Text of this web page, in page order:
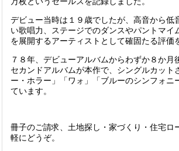
デビュー当時は１９歳でしたが、高音から低
い歌唱力、ステージでのダンスやパントマイ
を展開するアーティスト として確固たる評価
７８年、デビューアルバムからわずか８か月
セカンドアルバムが本作で、シングルカット
ー・ホラー」「ワォ」「ブルーのシンフォニ
ています。
冊子のご請求、土地探し・家づくり・住宅ロ
軽にどうぞ。